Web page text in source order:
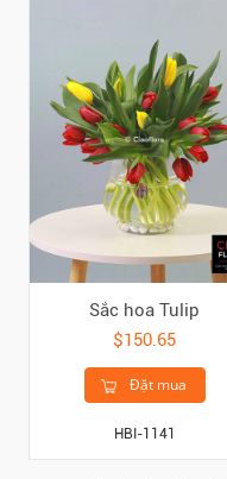
Sắc hoa Tulip
$150.65
Đặt mua
HBI-1141